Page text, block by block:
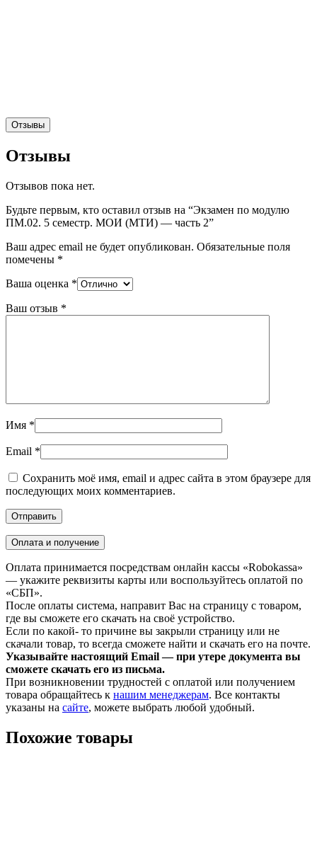
Отзывы
Отзывы
Отзывов пока нет.
Будьте первым, кто оставил отзыв на “Экзамен по модулю
ПМ.02. 5 семестр. МОИ (МТИ) — часть 2”
Ваш адрес email не будет опубликован. Обязательные поля
помечены *
Ваша оценка *
Ваш отзыв *
Имя *
Email *
Сохранить моё имя, email и адрес сайта в этом браузере для
последующих моих комментариев.
Оплата и получение
Оплата принимается посредствам онлайн кассы «Robokassa»
— укажите реквизиты карты или воспользуйтесь оплатой по
«СБП».
После оплаты система, направит Вас на страницу с товаром,
где вы сможете его скачать на своё устройство.
Если по какой- то причине вы закрыли страницу или не
скачали товар, то всегда сможете найти и скачать его на почте.
Указывайте настоящий Email — при утере документа вы
сможете скачать его из письма.
При возникновении трудностей с оплатой или получением
товара обращайтесь к нашим менеджерам. Все контакты
указаны на сайте, можете выбрать любой удобный.
Похожие товары